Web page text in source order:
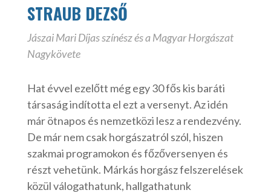
STRAUB DEZSŐ
Jászai Mari Díjas színész és a MagyarHorgászat
Nagykövete
Hat évvel ezelőtt még egy 30 fős kis baráti
társaság indította el ezt a versenyt. Az idén
már ötnapos és nemzetközi lesz a rendezvény.
De már nem csak horgászatról szól, hiszen
szakmai programokon és főzőversenyen és
részt vehetünk. Márkás horgász felszerelések
közül válogathatunk, hallgathatunk